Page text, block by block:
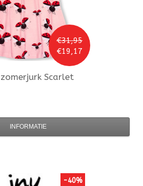
€31,95
€19,17
zomerjurk Scarlet
INFORMATIE
-40%